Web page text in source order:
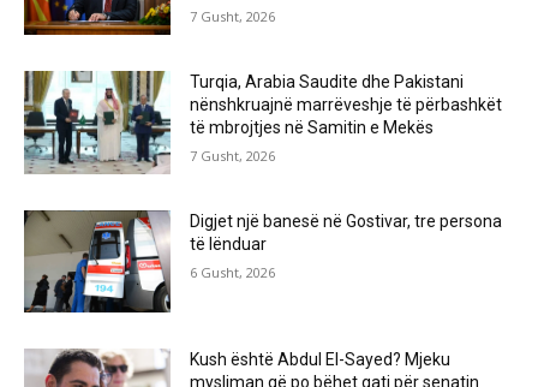
7 Gusht, 2026
Turqia, Arabia Saudite dhe Pakistani
nënshkruajnë marrëveshje të përbashkët
të mbrojtjes në Samitin e Mekës
7 Gusht, 2026
Digjet një banesë në Gostivar, tre persona
të lënduar
6 Gusht, 2026
Kush është Abdul El-Sayed? Mjeku
mysliman që po bëhet gati për senatin